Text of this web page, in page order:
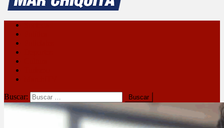
Ahora Mar Chiquita
Buscar: